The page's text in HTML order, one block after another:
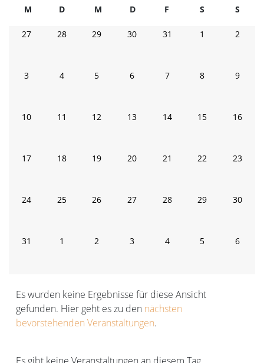
Kalender
Veranstaltungen
M
D
M
D
F S Samstag
S
0
27
0
28
0
29
0
30
0
31
01
0
2
0
3
0
4
0
5
0
6
0
7
0
8
0
9
010
011
012
013
014
015
016
017
018
019
0
20
0
21
0
22
0
23
0
24
0
25
0
26
0
27
0
28
0
29
0
30
0
31
01
0
2
0
3
0
4
0
5
0
6
Hinweis
Es wurden keine Ergebnisse für diese Ansicht
gefunden. Hier geht es zu den nächsten
bevorstehenden Veranstaltungen.